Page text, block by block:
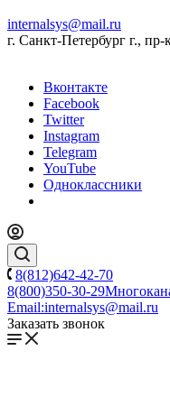
internalsys@mail.ru
г. Санкт-Петербург г.,
Вконтакте
Facebook
Twitter
Instagram
Telegram
YouTube
Одноклассники
8(812)642-42-70
8(800)350-30-29
Email:internalsys@mail.ru
Заказать звонок